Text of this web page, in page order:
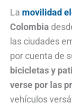
La movilidad
Colombia
las ciudades
por cuenta de
bicicletas y
verse por las
vehículos